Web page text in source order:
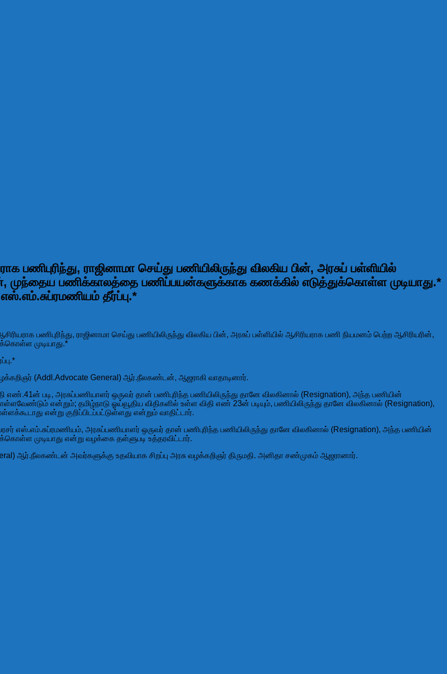
பணிபுரிந்து, ராஜினாமா செய்து பணியிலிருந்து விலகிய பின், அரசுப் பள்ளியில்
முந்தைய பணிக்காலத்தை பணிப்பயன்களுக்காக கணக்கில் எடுத்துக்கொள்ள முடியாது.*
தீர்ப்பு.*
பணிபுரிந்து, ராஜினாமா செய்து பணியிலிருந்து விலகிய பின், அரசுப் பள்ளியில் ஆசிரியராக பணி நியமனம் பெற்ற ஆசிரியரின்,
முடியாது.*
(Addl.Advocate General) ஆர்.நீலகண்டன், ஆஜராகி வாதாடினார்.
எண்.41ன் படி, அரசுப்பணியாளர் ஒருவர் தான் பணிபுரிந்த பணியிலிருந்து தானே விலகினால் (Resignation), அந்த பணியின்
என்றும்; தமிழ்நாடு ஓய்வூதிய விதிகளில் உள்ள விதி எண் 23ன் படியும், பணியிலிருந்து தானே விலகினால் (Resignation),
என்று குறிப்பிடப்பட்டுள்ளது என்றும் வாதிட்டார்.
அரசுப்பணியாளர் ஒருவர் தான் பணிபுரிந்த பணியிலிருந்து தானே விலகினால் (Resignation), அந்த பணியின்
முடியாது என்று வழக்கை தள்ளுபடி உத்தரவிட்டார்.
ஆர்.நீலகண்டன் அவர்களுக்கு உதவியாக சிறப்பு அரசு வழக்கறிஞர் திருமதி. அனிதா சண்முகம் ஆஜரானார்.